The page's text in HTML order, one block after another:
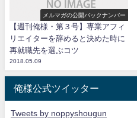
メルマガの公開バックナンバー
【週刊俺様・第３号】専業アフィ
リエイターを辞めると決めた時に
再就職先を選ぶコツ
2018.05.09
俺様公式ツイッター
Tweets by noppyshougun